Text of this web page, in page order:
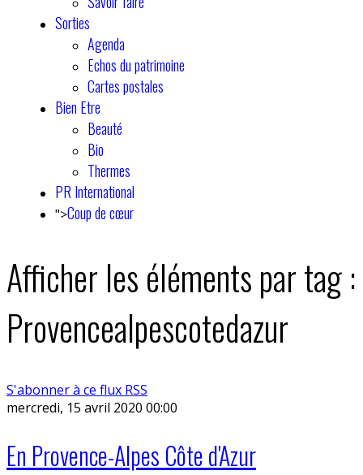
Sorties
Agenda
Echos du patrimoine
Cartes postales
Bien Etre
Beauté
Bio
Thermes
PR International
">Coup de cœur
Afficher les éléments par tag :
Provencealpescotedazur
S'abonner à ce flux RSS
mercredi, 15 avril 2020 00:00
En Provence-Alpes Côte d'Azur